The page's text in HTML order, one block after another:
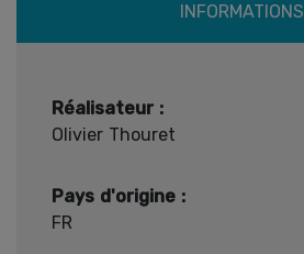
INFORMATIONS
Réalisateur :
Olivier Thouret
Pays d'origine :
FR